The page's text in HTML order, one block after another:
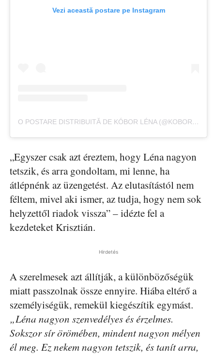
Vezi această postare pe Instagram
O POSTARE DISTRIBUITĂ DE KÓBOR LÉNA (@KOBOR_LENA)
„Egyszer csak azt éreztem, hogy Léna nagyon
tetszik, és arra gondoltam, mi lenne, ha
átlépnénk az üzengetést. Az elutasítástól nem
féltem, mivel aki ismer, az tudja, hogy nem sok
helyzettől riadok vissza” – idézte fel a
kezdeteket Krisztián.
Hirdetés
A szerelmesek azt állítják, a különbözőségük
miatt passzolnak össze ennyire. Hiába eltérő a
személyiségük, remekül kiegészítik egymást.
„Léna nagyon szenvedélyes és érzelmes.
Sokszor sír örömében, mindent nagyon mélyen
él meg. Ez nekem nagyon tetszik, és tanít arra,